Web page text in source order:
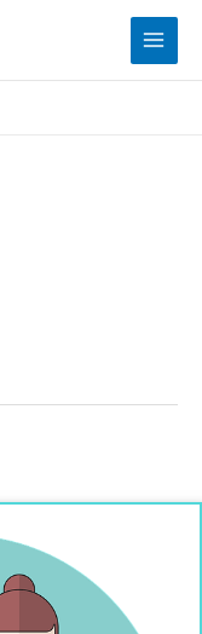
Main